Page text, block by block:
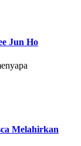
Jun Ho
Melahirkan